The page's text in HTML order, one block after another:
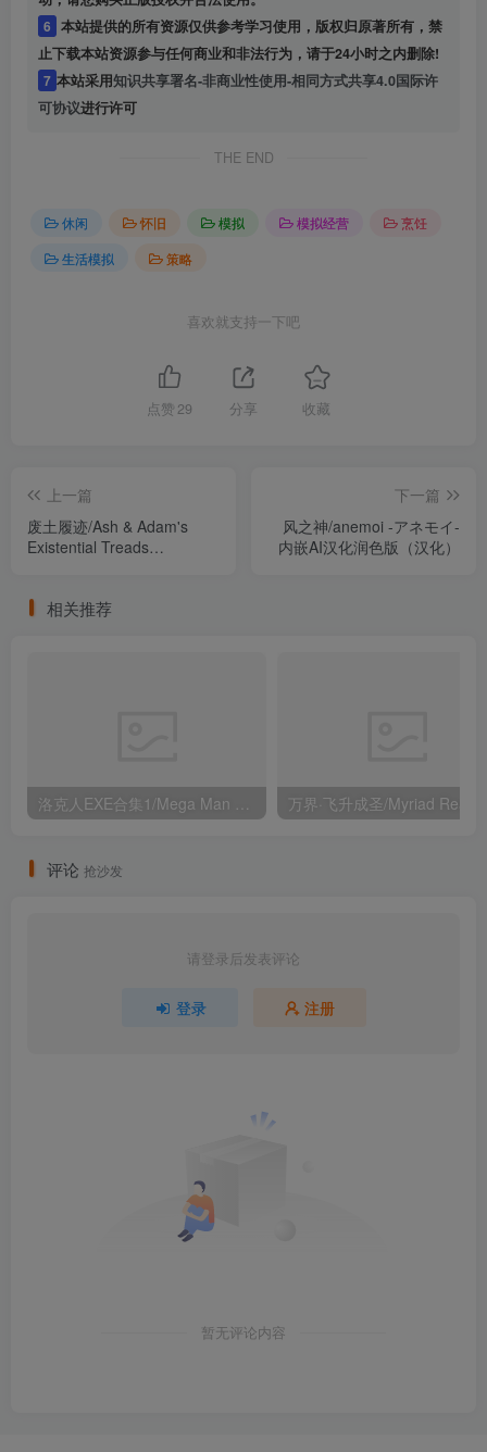
6 本站提供的所有资源仅供参考学习使用，版权归原著所有，禁
止下载本站资源参与任何商业和非法行为，请于24小时之内删除!
7 本站采用知识共享署名-非商业性使用-相同方式共享4.0国际许
可协议进行许可
THE END
休闲 怀旧 模拟 模拟经营
烹饪
生活模拟
策略
喜欢就支持一下吧
点赞 29 分享 收藏
上一篇
废土履迹/Ash & Adam's
Existential Treads
下一篇
风之神/anemoi -アネモイ-
内嵌AI汉化润色版（汉化）
相关推荐
评论 抢沙发
请登录后发表评论
登录 注册
暂无评论内容